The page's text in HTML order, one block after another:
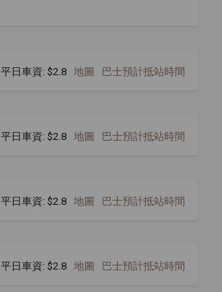
平日車資: $2.8 地圖 巴士預計抵站時間
平日車資: $2.8 地圖 巴士預計抵站時間
平日車資: $2.8 地圖 巴士預計抵站時間
平日車資: $2.8 地圖 巴士預計抵站時間